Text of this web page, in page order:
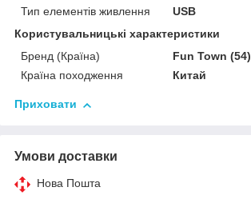
Тип елементів живлення
USB
Користувальницькі характеристики
Бренд (Країна)
Fun Town (54)
Країна походження
Китай
Приховати
Умови доставки
Нова Пошта